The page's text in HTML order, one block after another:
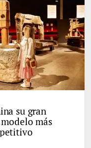
su gran
más